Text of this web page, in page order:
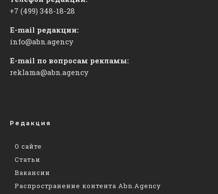
+7 (499) 348-18-28
E-mail редакции:
info@abn.agency
E-mail по вопросам рекламы:
reklama@abn.agency
Редакция
О сайте
Статьи
Вакансии
Распространение контента Abn.Agency